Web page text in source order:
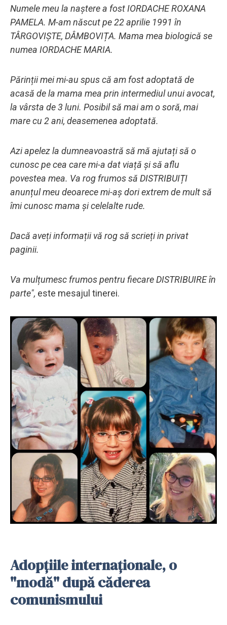
Numele meu la naștere a fost IORDACHE ROXANA
PAMELA. M-am născut pe 22 aprilie 1991 în
TÂRGOVIȘTE, DÂMBOVIȚA. Mama mea biologică se
numea IORDACHE MARIA.
Părinții mei mi-au spus că am fost adoptată de
acasă de la mama mea prin intermediul unui avocat,
la vârsta de 3 luni. Posibil să mai am o soră, mai
mare cu 2 ani, deasemenea adoptată.
Azi apelez la dumneavoastră să mă ajutați să o
cunosc pe cea care mi-a dat viață și să aflu
povestea mea. Va rog frumos să DISTRIBUIȚI
anunțul meu deoarece mi-aș dori extrem de mult să
îmi cunosc mama și celelalte rude.
Dacă aveți informații vă rog să scrieți in privat
paginii.
Va mulțumesc frumos pentru fiecare DISTRIBUIRE în
parte", este mesajul tinerei.
Adopțiile internaționale, o
"modă" după căderea
comunismului